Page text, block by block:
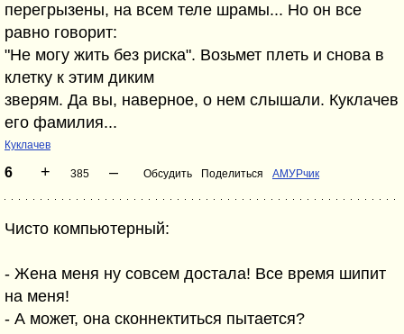
перегрызены, на всем теле шрамы... Но он все
равно говорит:
"Не могу жить без риска". Возьмет плеть и снова в
клетку к этим диким
зверям. Да вы, наверное, о нем слышали. Куклачев
его фамилия...
Куклачев
6 + 385 – Обсудить Поделиться АМУРчик
Чисто компьютерный:
- Жена меня нy совсем достала! Все вpемя шипит
на меня!
- А может, она сконнектиться пытается?